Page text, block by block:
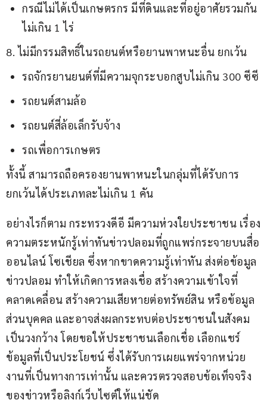
กรณีไม่ได้เป็นเกษตรกร มีที่ดินและที่อยู่อาศัยรวมกัน
ไม่เกิน 1 ไร่
8. ไม่มีกรรมสิทธิ์ในรถยนต์หรือยานพาหนะอื่น ยกเว้น
รถจักรยานยนต์ที่มีความจุกระบอกสูบไม่เกิน 300 ซีซี
รถยนต์สามล้อ
รถยนต์สี่ล้อเล็กรับจ้าง
รถเพื่อการเกษตร
ทั้งนี้ สามารถถือครองยานพาหนะในกลุ่มที่ได้รับการ
ยกเว้นได้ประเภทละไม่เกิน 1 คัน
อย่างไรก็ตาม กระทรวงดีอี มีความห่วงใยประชาชน เรื่อง
ความตระหนักรู้เท่าทันข่าวปลอมที่ถูกแพร่กระจายบนสื่อ
ออนไลน์ โซเชียล ซึ่งหากขาดความรู้เท่าทัน ส่งต่อข้อมูล
ข่าวปลอม ทำให้เกิดการหลงเชื่อ สร้างความเข้าใจที่
คลาดเคลื่อน สร้างความเสียหายต่อทรัพย์สิน หรือข้อมูล
ส่วนบุคคล และอาจส่งผลกระทบต่อประชาชนในสังคม
เป็นวงกว้าง โดยขอให้ประชาชนเลือกเชื่อ เลือกแชร์
ข้อมูลที่เป็นประโยชน์ ซึ่งได้รับการเผยแพร่จากหน่วย
งานที่เป็นทางการเท่านั้น และควรตรวจสอบข้อเท็จจริง
ของข่าวหรือลิงก์เว็บไซต์ให้แน่ชัด